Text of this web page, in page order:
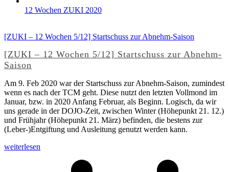
12 Wochen ZUKI 2020
[ZUKI – 12 Wochen 5/12] Startschuss zur Abnehm-Saison
[ZUKI – 12 Wochen 5/12] Startschuss zur Abnehm-
Saison
Am 9. Feb 2020 war der Startschuss zur Abnehm-Saison, zumindest
wenn es nach der TCM geht. Diese nutzt den letzten Vollmond im
Januar, bzw. in 2020 Anfang Februar, als Beginn. Logisch, da wir
uns gerade in der DOJO-Zeit, zwischen Winter (Höhepunkt 21. 12.)
und Frühjahr (Höhepunkt 21. März) befinden, die bestens zur
(Leber-)Entgiftung und Ausleitung genutzt werden kann.
weiterlesen